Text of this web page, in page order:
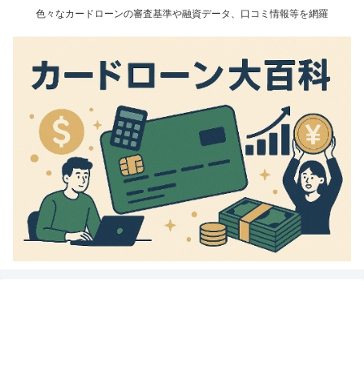
色々なカードローンの審査基準や融資データ、口コミ情報等を網羅